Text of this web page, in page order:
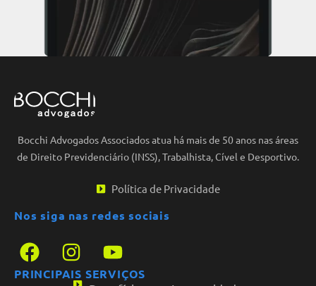
Bocchi Advogados Associados atua há mais de 50 anos nas áreas
de Direito Previdenciário (INSS), Trabalhista, Cível e Desportivo.
Política de Privacidade
Nos siga nas redes sociais
PRINCIPAIS SERVIÇOS